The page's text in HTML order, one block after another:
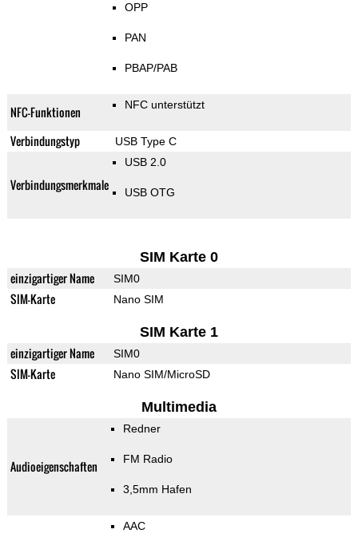
OPP
PAN
PBAP/PAB
NFC-Funktionen NFC unterstützt
Verbindungstyp USB Type C
Verbindungsmerkmale
USB 2.0
USB OTG
SIM Karte 0
einzigartiger Name SIM0
SIM-Karte Nano SIM
SIM Karte 1
einzigartiger Name SIM0
SIM-Karte Nano SIM/MicroSD
Multimedia
Audioeigenschaften
Redner
FM Radio
3,5mm Hafen
AAC